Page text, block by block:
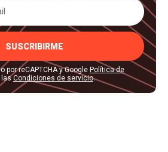
SUSCRIBIRME
por reCAPTCHA y Google Política de
lasCondiciones de servicio.